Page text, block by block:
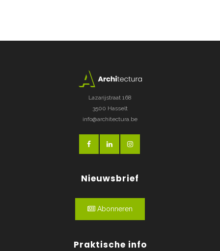
Lazarijstraat 168
3500 Hasselt
info@architectura.be
Nieuwsbrief
Abonneren
Praktische info